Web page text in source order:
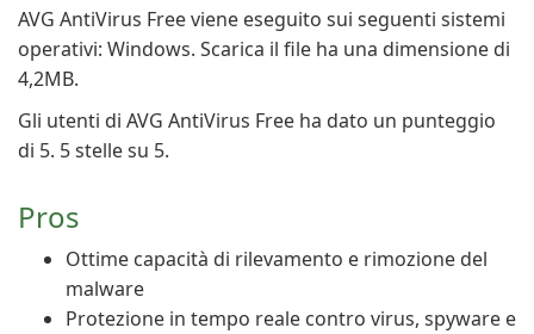
AVG AntiVirus Free viene eseguito sui seguenti sistemi
operativi: Windows. Scarica il file ha una dimensione di
4,2MB.
Gli utenti di AVG AntiVirus Free ha dato un punteggio
di 5. 5 stelle su 5.
Pros
Ottime capacità di rilevamento e rimozione del
malware
Protezione in tempo reale contro virus, spyware e